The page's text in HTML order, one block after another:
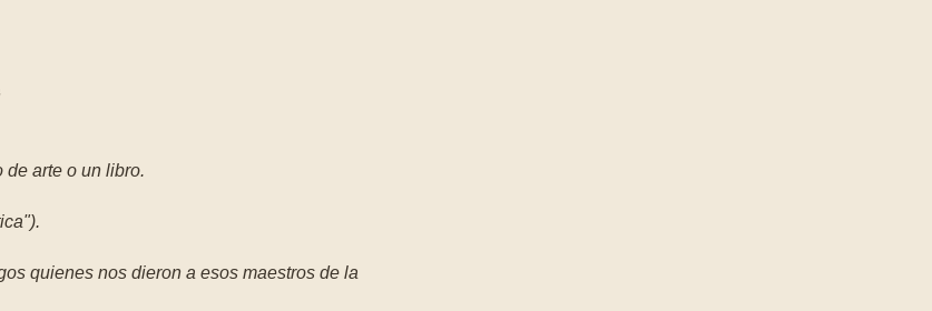
arte o un libro.
quienes nos dieron a esos maestros de la